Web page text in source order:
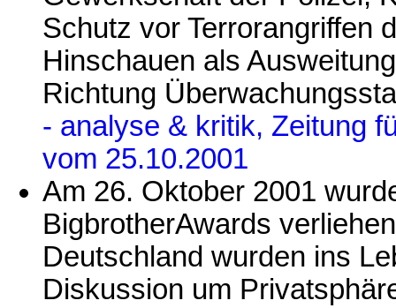
Schutz vor Terrorangriffen
Hinschauen als
Richtung
- analyse & kritik, Zeitung
vom 25.10.2001
Am 26. Oktober 2001
BigbrotherAwards
Deutschland wurden ins
Diskussion um